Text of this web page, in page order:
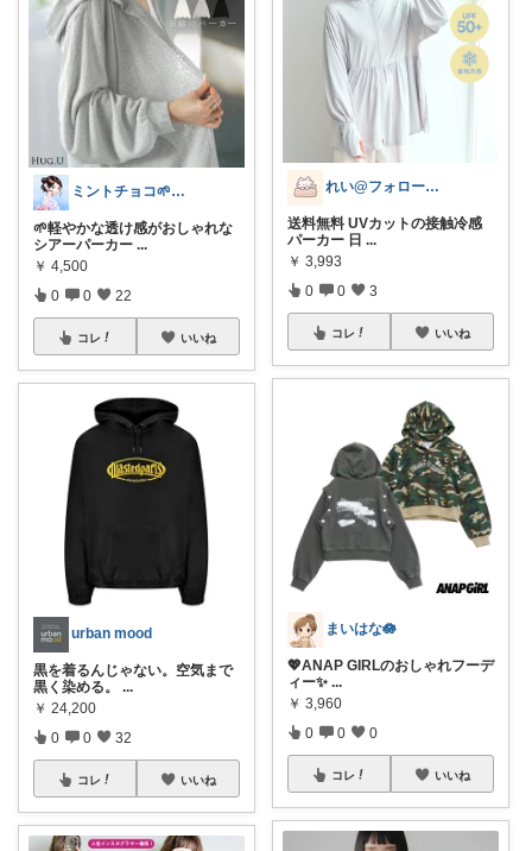
ミントチョコ🌱いつもありがとう
🌱軽やかな透け感がおしゃれな
シアーパーカー ...
￥ 4,500
0 0 22
コレ いいね
urban mood
黒を着るんじゃない。空気まで
黒く染める。 ...
￥ 24,200
0 0 32
コレ いいね
れい@フォロー＆経由購入感謝です♪
送料無料 UVカットの接触冷感
パーカー 日 ...
￥ 3,993
0 0 3
コレ いいね
まいはな🪷
💖ANAP GIRLのおしゃれフーデ
ィー✨ ...
￥ 3,960
0 0 0
コレ いいね